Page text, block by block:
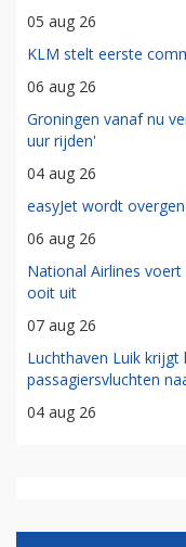
05 aug 26
KLM stelt eerste
06 aug 26
Groningen vanaf nu
uur rijden'
04 aug 26
easyJet wordt
06 aug 26
National Airlines
ooit uit
07 aug 26
Luchthaven Luik
passagiersvluchten
04 aug 26